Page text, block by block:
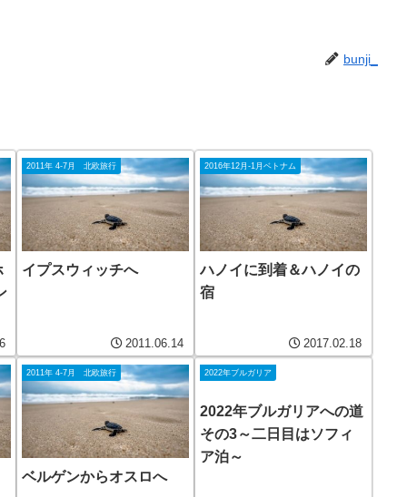
bunji_
2011年 4-7月 北欧旅行
イプスウィッチへ
2011.06.14
2016年12月-1月ベトナム
ハノイに到着＆ハノイの
宿
2017.02.18
2011年 4-7月 北欧旅行
ベルゲンからオスロへ
2022年ブルガリア
2022年ブルガリアへの道
その3～二日目はソフィ
ア泊～